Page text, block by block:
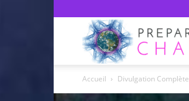
Accueil Divulgation Complète